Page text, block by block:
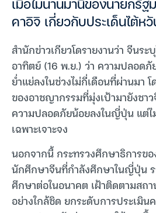
เมื่อไม่นานมานี้ของนายกรัฐ
คาอิจิ เกี่ยวกับประเด็นไต้หวั
สำนักข่าวเกียวโดรายงานว่า จีนร
อาทิตย์ (16 พ.ย.) ว่า ความปลอด
ย่ำแย่ลงในช่วงไม่กี่เดือนที่ผ่านมา
ของอาชญากรรมที่มุ่งเป้ามายังชา
ความปลอดภัยน้อยลงในญี่ปุ่น แต่ไ
เฉพาะเจาะจง
นอกจากนี้ กระทรวงศึกษาธิการขอ
นักศึกษาจีนที่กำลังศึกษาในญี่ปุ่น
ศึกษาต่อในอนาคต เฝ้าติดตามส
อย่างใกล้ชิด ยกระดับการประเมินค